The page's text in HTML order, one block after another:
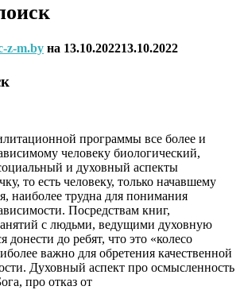
z-m.by на 13.10.202213.10.2022
программы все более и
человеку биологический,
и духовный аспекты
то есть человеку, только начавшему
наиболее трудна для понимания
Посредствам книг,
с людьми, ведущими духовную
донести до ребят, что это «колесо
важно для обретения качественной
Духовный аспект про осмысленность
про отказ от